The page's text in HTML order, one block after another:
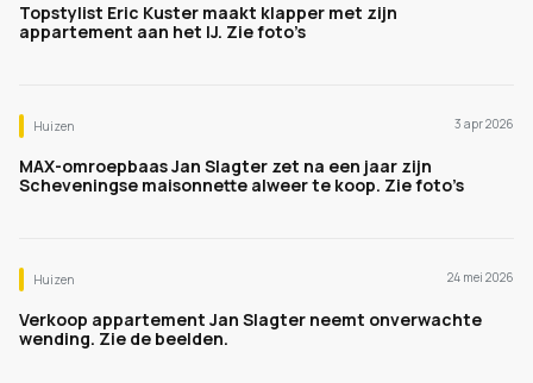
Topstylist Eric Kuster maakt klapper met zijn
appartement aan het IJ. Zie foto’s
Huizen 3 apr 2026
MAX-omroepbaas Jan Slagter zet na een jaar zijn
Scheveningse maisonnette alweer te koop. Zie foto’s
Huizen 24 mei 2026
Verkoop appartement Jan Slagter neemt onverwachte
wending. Zie de beelden.